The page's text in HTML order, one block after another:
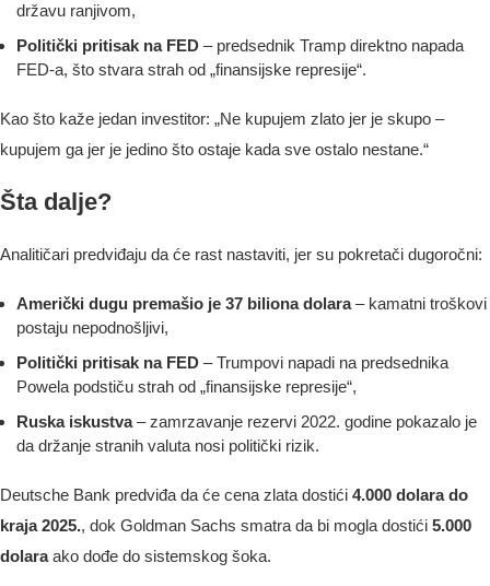
državu ranjivom,
Politički pritisak na FED – predsednik Tramp direktno napada
FED-a, što stvara strah od „finansijske represije“.
Kao što kaže jedan investitor: „Ne kupujem zlato jer je skupo –
kupujem ga jer je jedino što ostaje kada sve ostalo nestane.“
Šta dalje?
Analitičari predviđaju da će rast nastaviti, jer su pokretači dugoročni:
Američki dugu premašio je 37 biliona dolara– kamatni troškovi
postaju nepodnošljivi,
Politički pritisak na FED – Trumpovi napadi na predsednika
Powela podstiču strah od „finansijske represije“,
Ruska iskustva– zamrzavanje rezervi 2022. godine pokazalo je
da držanje stranih valuta nosi politički rizik.
Deutsche Bank predviđa da će cena zlata dostići 4.000 dolara do
kraja 2025., dok Goldman Sachs smatra da bi mogla dostići 5.000
dolaraako dođe do sistemskog šoka.